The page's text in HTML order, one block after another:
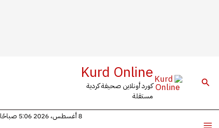
البحث Kurd Online
كورد أونلاين صحيفة كردية
مستقلة
8 أغسطس، 2026 5:06 صباحًا